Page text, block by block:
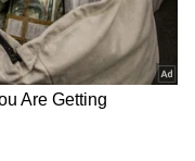
ಗ್ರೂಪ್ ಫೋಟೋ
ಕ್ಯಾಮೆರಾ
ಅಲ್ಟ್ರಾ-
ಬಳಸುತ್ತವೆ.
ನಾಲ್ಕು